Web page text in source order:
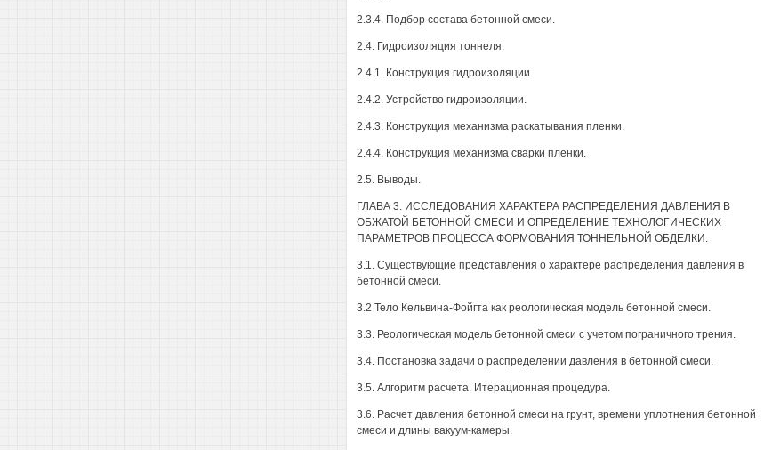
2.3.4. Подбор состава бетонной смеси.
2.4. Гидроизоляция тоннеля.
2.4.1. Конструкция гидроизоляции.
2.4.2. Устройство гидроизоляции.
2.4.3. Конструкция механизма раскатывания пленки.
2.4.4. Конструкция механизма сварки пленки.
2.5. Выводы.
ГЛАВА 3. ИССЛЕДОВАНИЯ ХАРАКТЕРА РАСПРЕДЕЛЕНИЯ ДАВЛЕНИЯ В
ОБЖАТОЙ БЕТОННОЙ СМЕСИ И ОПРЕДЕЛЕНИЕ ТЕХНОЛОГИЧЕСКИХ
ПАРАМЕТРОВ ПРОЦЕССА ФОРМОВАНИЯ ТОННЕЛЬНОЙ ОБДЕЛКИ.
3.1. Существующие представления о характере распределения давления в
бетонной смеси.
3.2 Тело Кельвина-Фойгта как реологическая модель бетонной смеси.
3.3. Реологическая модель бетонной смеси с учетом пограничного трения.
3.4. Постановка задачи о распределении давления в бетонной смеси.
3.5. Алгоритм расчета. Итерационная процедура.
3.6. Расчет давления бетонной смеси на грунт, времени уплотнения бетонной
смеси и длины вакуум-камеры.